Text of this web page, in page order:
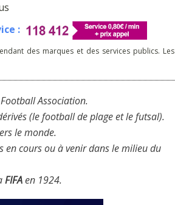
:
des marques et des services publics. Les
Association.
(le football de plage et le futsal).
le monde.
en cours ou à venir dans le milieu du
FIFAen 1924.